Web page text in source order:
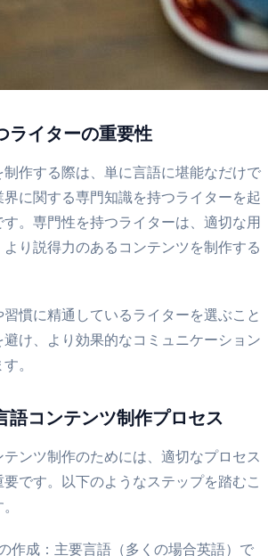
ライターの重要性
作する際は、単に言語に堪能なだけで
に関する専門知識を持つライターを起
。専門性を持つライターは、適切な用
り説得力のあるコンテンツを制作する
習慣に精通しているライターを選ぶこと
け、より効果的なコミュニケーション
。
語コンテンツ制作プロセス
ンツ制作のためには、適切なプロセス
です。以下のようなステップを踏むこ
作成：主要言語（多くの場合英語）で